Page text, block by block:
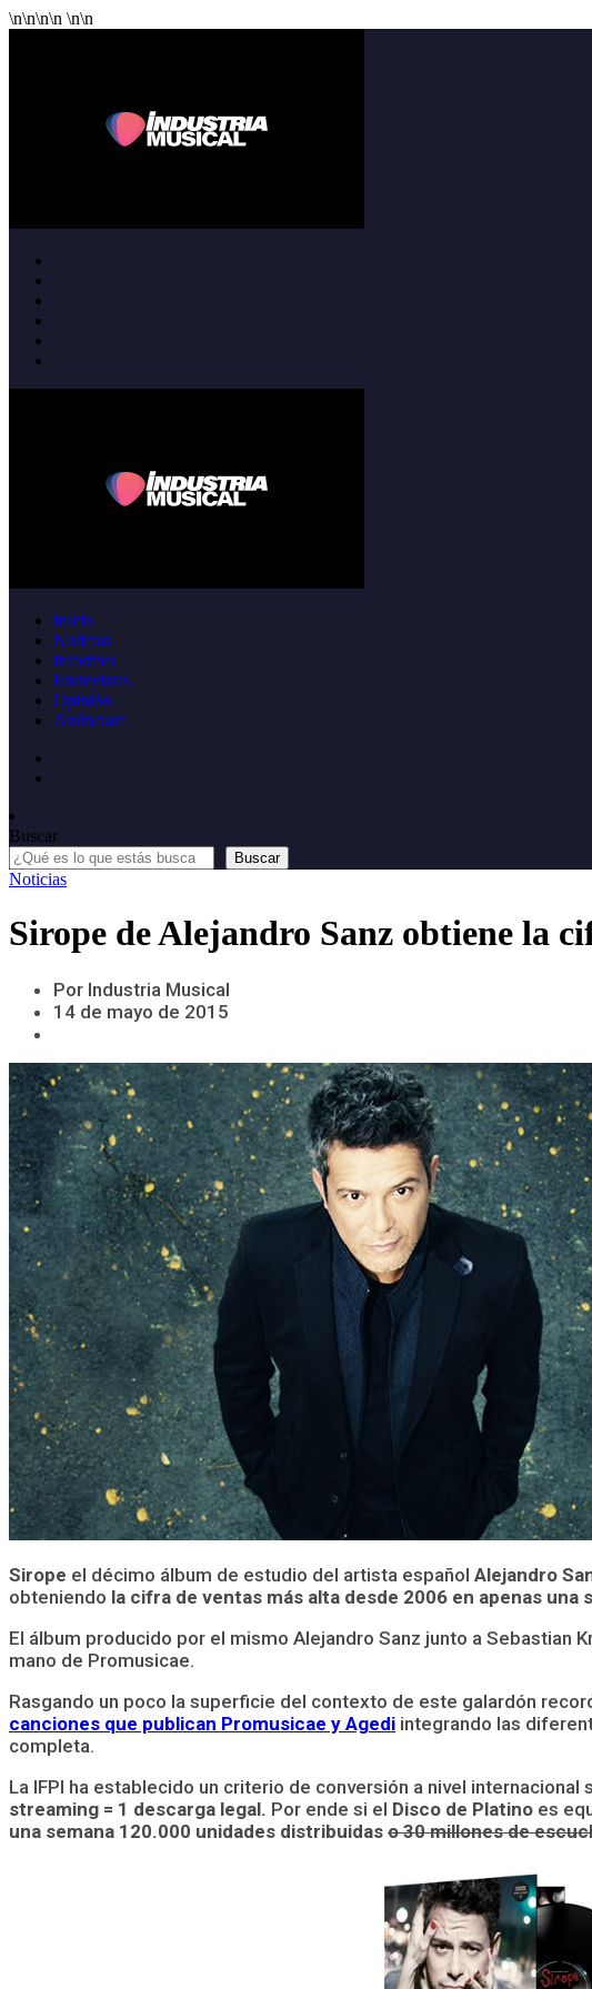
\n\n\n\n \n\n
Inicio
Noticias
Informes
Entrevistas
Opinión
Anúnciate
Buscar
Buscar
Noticias
Sirope de Alejandro Sanz obtiene la
Por Industria Musical
14 de mayo de 2015
Sirope el décimo álbum de estudio del artista español Alejandro
obteniendo la cifra de ventas más alta desde 2006 en apenas una
El álbum producido por el mismo Alejandro Sanz junto a Sebastian
mano de Promusicae.
Rasgando un poco la superficie del contexto de este galardón
canciones que publican Promusicae y Agedi integrando las
completa.
La IFPI ha establecido un criterio de conversión a nivel
streaming = 1 descarga legal. Por ende si el Disco de Platino es
una semana 120.000 unidades distribuidas o 30 millones de